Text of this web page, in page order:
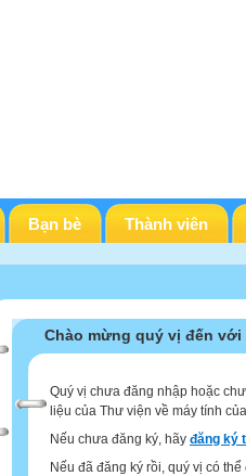
Bạn bè Thành viên
Chào mừng quý vị đến
Quý vị chưa đăng nhập hoặc
liệu của Thư viện về máy tính
Nếu chưa đăng ký, hãy đăng ký
Nếu đã đăng ký rồi, quý vị có